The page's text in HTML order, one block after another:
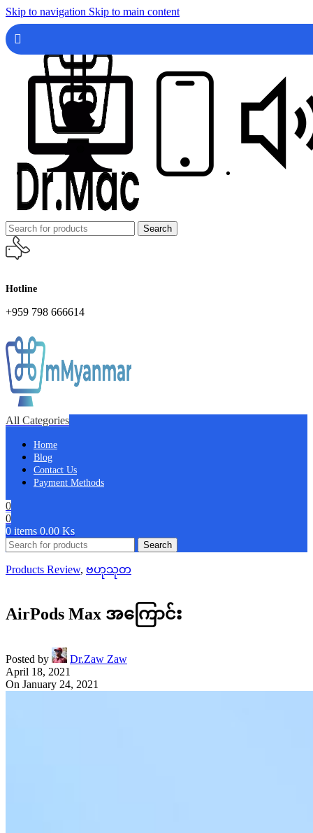
Skip to navigation Skip to main content
Search
Hotline
+959 798 666614
All Categories
Home
Blog
Contact Us
Payment Methods
0
0
0 items 0.00 Ks
Search
Products Review, ဗဟုသုတ
AirPods Max အကြောင်း
Posted by
Dr.Zaw Zaw
April 18, 2021
On January 24, 2021